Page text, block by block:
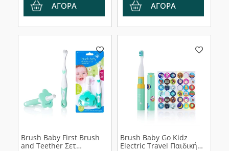
ΑΓΟΡΑ ΑΓΟΡΑ
Brush Baby First Brush
and Teether Σετ
Brush Baby Go Kidz
Electric Travel Παιδική